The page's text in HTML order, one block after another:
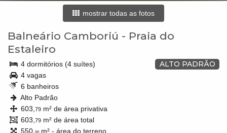
mostrar todas as fotos
Balneário Camboriú - Praia do
Estaleiro
ALTO PADRÃO
4 dormitórios (4 suítes)
4 vagas
6 banheiros
Alto Padrão
603, 79 m² de área privativa
603, 79 m² de área total
550, 00m² - área do terreno